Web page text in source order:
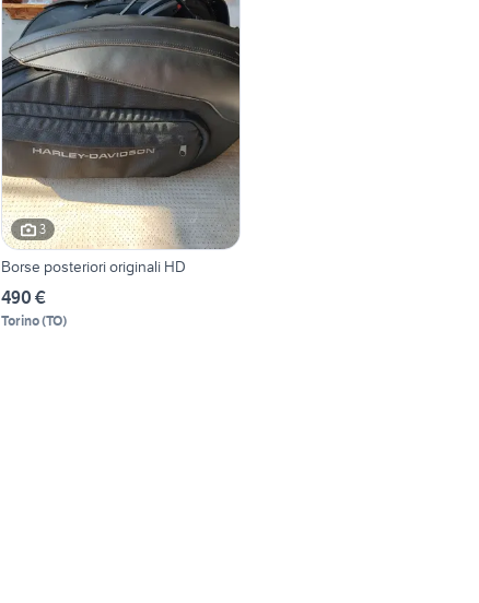
3
Borse posteriori originali HD
490 €
Torino(TO)